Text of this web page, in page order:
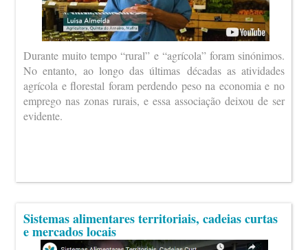
Durante muito tempo “rural” e “agrícola” foram sinónimos.
No entanto, ao longo das últimas décadas as atividades
agrícola e florestal foram perdendo peso na economia e no
emprego nas zonas rurais, e essa associação deixou de ser
evidente.
Sistemas alimentares territoriais, cadeias curtas
e mercados locais